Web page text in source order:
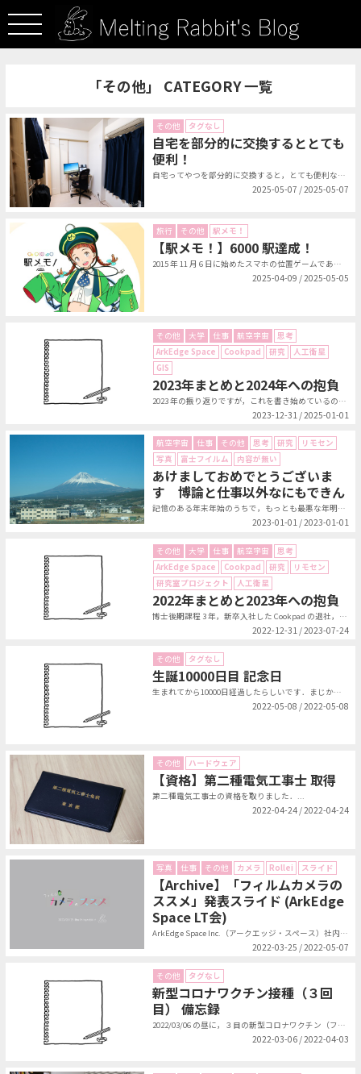
「その他」 CATEGORY 一覧
その他 タグなし
自宅を部分的に交換するととても
便利！
自宅ってやつを部分的に交換すると，とても便利なんです．時代はシェアリングです...
2025-05-07 / 2025-05-07
旅行 その他 駅メモ！
【駅メモ！】6000 駅達成！
2015 年 11 月 6 日に始めたスマホの位置ゲームである駅メモ！（ステ...
2025-04-09 / 2025-05-05
その他 大学 仕事 航空宇宙
思考
ArkEdge Space
Cookpad 研究
人工衛星
GIS
2023年まとめと2024年への抱負
2023 年の振り返りですが，これを書き始めているのはなんと 2025 年の...
2023-12-31 / 2025-01-01
航空宇宙 仕事 その他 思考 研究
リモセン
写真
富士フイルム 内容が無い
あけましておめでとうございま
す 博論と仕事以外なにもできん
記憶のある年末年始のうちで，もっとも最悪な年明けでした．年始に急遽海外出張が...
2023-01-01 / 2023-01-01
その他 大学 仕事 航空宇宙
思考
ArkEdge Space
Cookpad 研究
リモセン
研究室プロジェクト
人工衛星
2022年まとめと2023年への抱負
博士後期課程 3 年，新卒入社した Cookpad の退社， ArkEdge...
2022-12-31 / 2023-07-24
その他 タグなし
生誕10000日目 記念日
生まれてから10000日経過したらしいです．まじか．...
2022-05-08 / 2022-05-08
その他 ハードウェア
【資格】第二種電気工事士 取得
第二種電気工事士の資格を取りました．...
2022-04-24 / 2022-04-24
写真 仕事 その他 カメラ Rollei スライド
【Archive】「フィルムカメラの
ススメ」発表スライド (ArkEdge
Space LT会)
ArkEdge Space Inc.（アークエッジ・スペース）社内でLT会を...
2022-03-25 / 2022-05-07
その他 タグなし
新型コロナワクチン接種（３回
目） 備忘録
2022/03/06 の昼に，３目の新型コロナワクチン（ファイザー社製）を接...
2022-03-06 / 2022-04-03